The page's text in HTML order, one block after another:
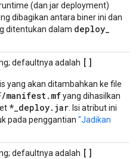
(dan jar deployment)
dibagikan antara biner ini dan
ditentukan dalam deploy_
defaultnya adalah []
yang akan ditambahkan ke file
/manifest. mfyang dihasilkan
*_deploy. jar . Isi atribut ini
pada penggantian "Jadikan
defaultnya adalah []